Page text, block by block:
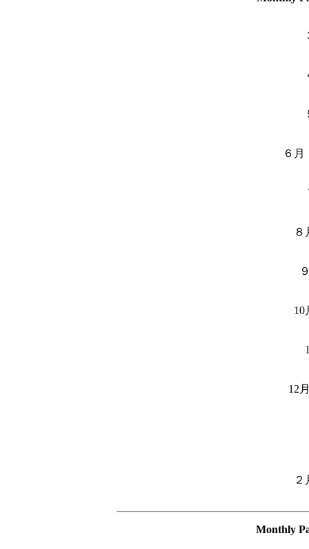
６
12
Monthly